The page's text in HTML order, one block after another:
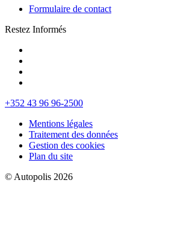
Formulaire de contact
Restez Informés
+352 43 96 96-2500
Mentions légales
Traitement des données
Gestion des cookies
Plan du site
© Autopolis 2026